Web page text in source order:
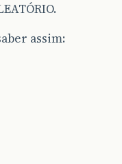
assim: